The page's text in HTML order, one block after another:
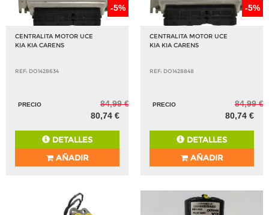
-5%
CENTRALITA MOTOR UCE
KIA KIA CARENS
REF: DO1428634
PRECIO
84,99 €
80,74 €
DETALLES
AÑADIR
-5%
CENTRALITA MOTOR UCE
KIA KIA CARENS
REF: DO1428848
PRECIO
84,99 €
80,74 €
DETALLES
AÑADIR